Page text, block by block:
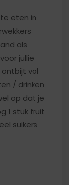
eten in
als
jullie
vol
/ drinken
op dat je
1 stuk fruit
suikers